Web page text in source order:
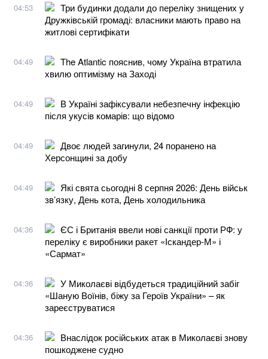
04:53
Три будинки додали до переліку знищених у
Дружківській громаді: власники мають право на
житлові сертифікати
04:49
The Atlantic пояснив, чому Україна втратила
хвилю оптимізму на Заході
04:49
В Україні зафіксували небезпечну інфекцію
після укусів комарів: що відомо
04:49
Двоє людей загинули, 24 поранено на
Херсонщині за добу
04:49
Які свята сьогодні 8 серпня 2026: День військ
зв’язку, День кота, День холодильника
04:36
​​ЄС і Британія ввели нові санкції проти РФ: у
переліку є виробники ракет «Іскандер-М» і
«Сармат»
04:36
​​У Миколаєві відбудеться традиційний забіг
«Шаную Воїнів, біжу за Героїв України» – як
зареєструватися
04:36
Внаслідок російських атак в Миколаєві знову
пошкоджене судно